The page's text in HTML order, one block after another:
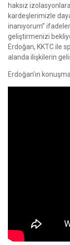
haksız izolasyonlara
kardeşlerimizle
inanıyorum”
geliştirmenizi
Erdoğan, KKTC ile
alanda ilişkilerin
Erdoğan’ın